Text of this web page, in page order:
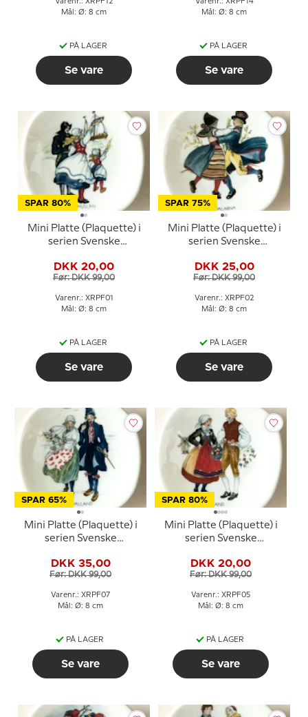
Varenr.: XRPF12
Mål: Ø: 8 cm
PÅ LAGER
Se vare
Varenr.: XRPF14
Mål: Ø: 8 cm
PÅ LAGER
Se vare
SPAR 80%
Mini Platte (Plaquette) i
serien Svenske
Bohuslän
DKK 20,00
Før: DKK 99,00
Varenr.: XRPF01
Mål: Ø: 8 cm
PÅ LAGER
Se vare
SPAR 75%
Mini Platte (Plaquette) i
serien Svenske
Dalarna
DKK 25,00
Før: DKK 99,00
Varenr.: XRPF02
Mål: Ø: 8 cm
PÅ LAGER
Se vare
SPAR 65%
Mini Platte (Plaquette) i
serien Svenske
Halland
DKK 35,00
Før: DKK 99,00
Varenr.: XRPF07
Mål: Ø: 8 cm
PÅ LAGER
Se vare
SPAR 80%
Mini Platte (Plaquette) i
serien Svenske
Öland
DKK 20,00
Før: DKK 99,00
Varenr.: XRPF05
Mål: Ø: 8 cm
PÅ LAGER
Se vare